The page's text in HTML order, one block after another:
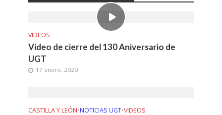
VIDEOS
Video de cierre del 130 Aniversario de
UGT
17 enero, 2020
CASTILLA Y LEÓN•NOTICIAS UGT•VIDEOS